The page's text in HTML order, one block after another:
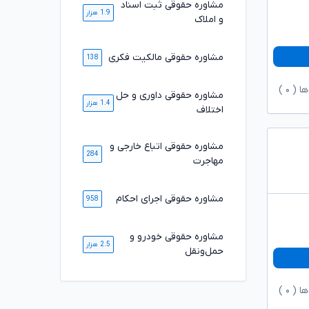
( ۰
( ۰
مشاوره حقوقی ثبت اسناد
و املاک
1.9 هزار
مشاوره حقوقی مالکیت فکری 138
مشاوره حقوقی داوری و حل
اختلاف
1.4 هزار
مشاوره حقوقی اتباع خارجی و
مهاجرت
284
مشاوره حقوقی اجرای احکام 958
مشاوره حقوقی خودرو و
حمل‌ونقل
2.5 هزار